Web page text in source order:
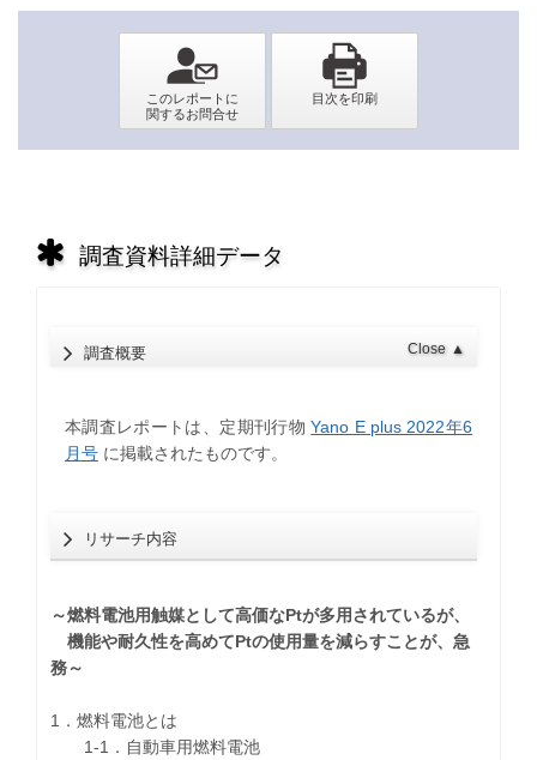
調査資料詳細データ
調査概要 Close ▲
本調査レポートは、定期刊行物Yano E plus 2022年6
月号に掲載されたものです。
リサーチ内容
～燃料電池用触媒として高価なPtが多用されているが、
機能や耐久性を高めてPtの使用量を減らすことが、急
務～
1．燃料電池とは
1-1．自動車用燃料電池